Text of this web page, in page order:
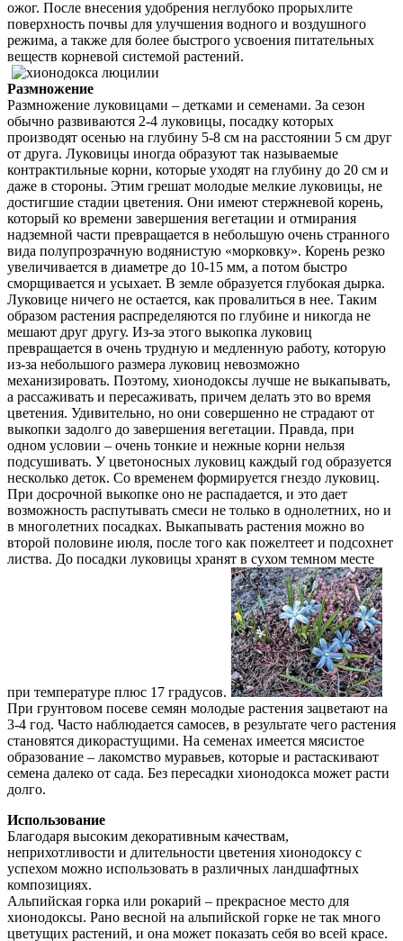
ожог. После внесения удобрения неглубоко прорыхлите
поверхность почвы для улучшения водного и воздушного
режима, а также для более быстрого усвоения питательных
веществ корневой системой растений.
Размножение
Размножение луковицами – детками и семенами. За сезон
обычно развиваются 2-4 луковицы, посадку которых
производят осенью на глубину 5-8 см на расстоянии 5 см друг
от друга. Луковицы иногда образуют так называемые
контрактильные корни, которые уходят на глубину до 20 см и
даже в стороны. Этим грешат молодые мелкие луковицы, не
достигшие стадии цветения. Они имеют стержневой корень,
который ко времени завершения вегетации и отмирания
надземной части превращается в небольшую очень странного
вида полупрозрачную водянистую «морковку». Корень резко
увеличивается в диаметре до 10-15 мм, а потом быстро
сморщивается и усыхает. В земле образуется глубокая дырка.
Луковице ничего не остается, как провалиться в нее. Таким
образом растения распределяются по глубине и никогда не
мешают друг другу. Из-за этого выкопка луковиц
превращается в очень трудную и медленную работу, которую
из-за небольшого размера луковиц невозможно
механизировать. Поэтому, хионодоксы лучше не выкапывать,
а рассаживать и пересаживать, причем делать это во время
цветения. Удивительно, но они совершенно не страдают от
выкопки задолго до завершения вегетации. Правда, при
одном условии – очень тонкие и нежные корни нельзя
подсушивать. У цветоносных луковиц каждый год образуется
несколько деток. Со временем формируется гнездо луковиц.
При досрочной выкопке оно не распадается, и это дает
возможность распутывать смеси не только в однолетних, но и
в многолетних посадках. Выкапывать растения можно во
второй половине июля, после того как пожелтеет и подсохнет
листва. До посадки луковицы хранят в сухом темном месте
при температуре плюс 17 градусов.
При грунтовом посеве семян молодые растения зацветают на
3-4 год. Часто наблюдается самосев, в результате чего растения
становятся дикорастущими. На семенах имеется мясистое
образование – лакомство муравьев, которые и растаскивают
семена далеко от сада. Без пересадки хионодокса может расти
долго.
Использование
Благодаря высоким декоративным качествам,
неприхотливости и длительности цветения хионодоксу с
успехом можно использовать в различных ландшафтных
композициях.
Альпийская горка или рокарий – прекрасное место для
хионодоксы. Рано весной на альпийской горке не так много
цветущих растений, и она может показать себя во всей красе.